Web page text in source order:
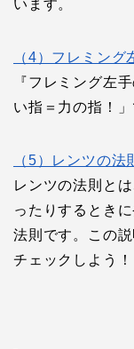
います。
（4）フレミン
『フレミング左
い指＝力の指！」
（5）レンツの法
レンツの法則と
ったりするとき
法則です。この
チェックしよう！